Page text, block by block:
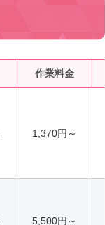
作業料金
1,370円～
5,500円～